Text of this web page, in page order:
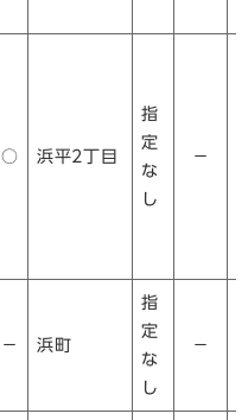
○ 浜平2丁目
指
定
な
し
－
－ 浜町
指
定
な
し
－